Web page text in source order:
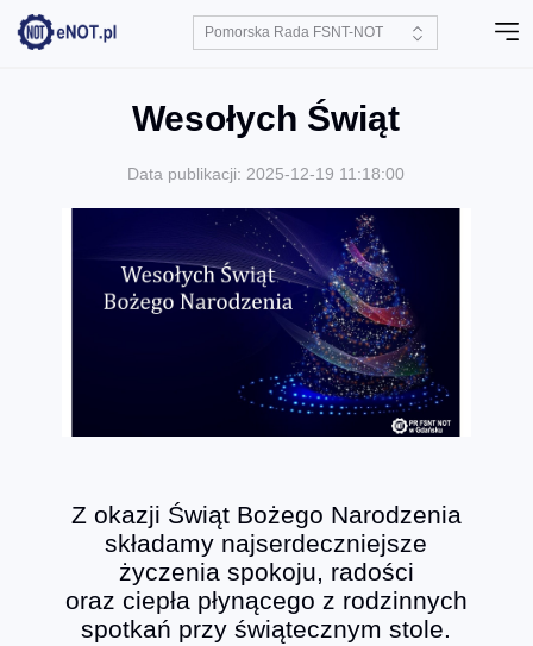
Wesołych Świąt
Data publikacji: 2025-12-19 11:18:00
Z okazji Świąt Bożego Narodzenia
składamy najserdeczniejsze
życzenia spokoju, radości
oraz ciepła płynącego z rodzinnych
spotkań przy świątecznym stole.